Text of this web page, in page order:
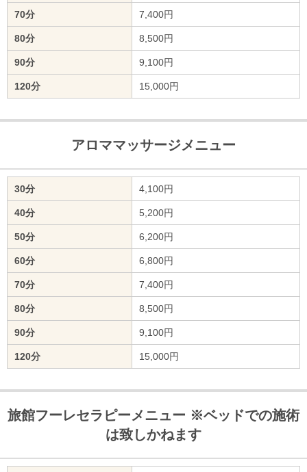
70分 7,400円
80分 8,500円
90分 9,100円
120分 15,000円
アロママッサージメニュー
30分 4,100円
40分 5,200円
50分 6,200円
60分 6,800円
70分 7,400円
80分 8,500円
90分 9,100円
120分 15,000円
旅館フーレセラピーメニュー ※ベッドでの施術
は致しかねます